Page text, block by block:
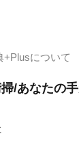
+Plusについ
/あなたの